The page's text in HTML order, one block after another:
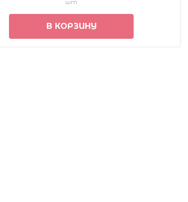
шт
В КОРЗИНУ